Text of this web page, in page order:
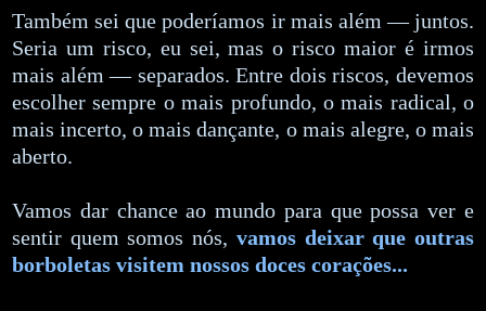
Também sei que poderíamos ir mais além — juntos.
Seria um risco, eu sei, mas o risco maior é irmos
mais além — separados. Entre dois riscos, devemos
escolher sempre o mais profundo, o mais radical, o
mais incerto, o mais dançante, o mais alegre, o mais
aberto.
Vamos dar chance ao mundo para que possa ver e
sentir quem somos nós, vamos deixar que outras
borboletas visitem nossos doces corações...